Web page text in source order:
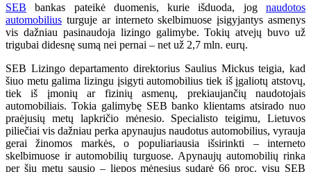
SEB bankas pateikė duomenis, kurie išduoda, jog naudotos
automobilius turguje ar interneto skelbimuose įsigyjantys asmenys
vis dažniau pasinaudoja lizingo galimybe. Tokių atvejų buvo už
trigubai didesnę sumą nei pernai – net už 2,7 mln. eurų.
SEB Lizingo departamento direktorius Saulius Mickus teigia, kad
šiuo metu galima lizingu įsigyti automobilius tiek iš įgaliotų atstovų,
tiek iš įmonių ar fizinių asmenų, prekiaujančių naudotojais
automobiliais. Tokia galimybę SEB banko klientams atsirado nuo
praėjusių metų lapkričio mėnesio. Specialisto teigimu, Lietuvos
piliečiai vis dažniau perka apynaujus naudotus automobilius, vyrauja
gerai žinomos markės, o populiariausia išsirinkti – interneto
skelbimuose ir automobilių turguose. Apynaujų automobilių rinka
per šių metų sausio – liepos mėnesius sudarė 66 proc. visų SEB